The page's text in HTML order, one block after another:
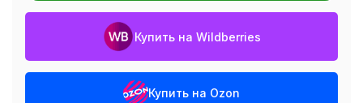
Купить на Wildberries
Купить на Ozon